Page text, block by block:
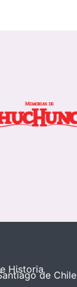
Historiade Chile